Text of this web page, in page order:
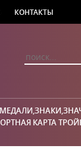
КОНТАКТЫ
КАРТА